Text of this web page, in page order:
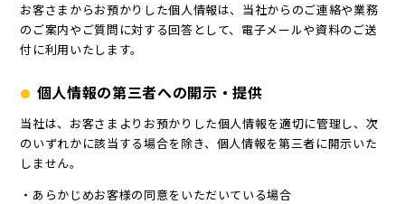
お客さまからお預かりした個人情報は、当社からのご連絡や業務
のご案内やご質問に対する回答として、電子メールや資料のご送
付に利用いたします。
個人情報の第三者への開示・提供
当社は、お客さまよりお預かりした個人情報を適切に管理し、次
のいずれかに該当する場合を除き、個人情報を第三者に開示いた
しません。
・あらかじめお客様の同意をいただいている場合